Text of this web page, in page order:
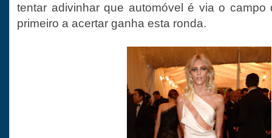
tentar adivinhar que automóvel é via o campo
primeiro a acertar ganha esta ronda.